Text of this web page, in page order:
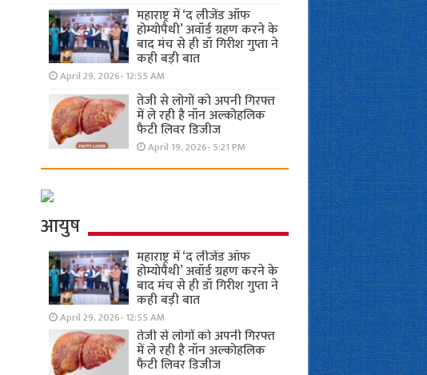
महाराष्ट्र में ‘द लीजेंड ऑफ
होम्योपैथी’ अवॉर्ड ग्रहण करने के
बाद मंच से ही डॉ गिरीश गुप्ता ने
कही बड़ी बात
April 29, 2026- 12:55 AM
तेजी से लोगों को अपनी गिरफ्त
में ले रही है नॉन अल्कोहलिक
फैटी लिवर डिजीज
April 19, 2026- 5:21 PM
आयुष
महाराष्ट्र में ‘द लीजेंड ऑफ
होम्योपैथी’ अवॉर्ड ग्रहण करने के
बाद मंच से ही डॉ गिरीश गुप्ता ने
कही बड़ी बात
April 29, 2026- 12:55 AM
तेजी से लोगों को अपनी गिरफ्त
में ले रही है नॉन अल्कोहलिक
फैटी लिवर डिजीज